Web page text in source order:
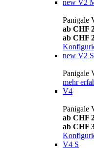
new V2
Panigale
ab CHF
ab CHF
new V2
Panigale
mehr
V4
Panigale
ab CHF
ab CHF
V4 S